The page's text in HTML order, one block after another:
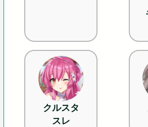
クルスタ
スレ